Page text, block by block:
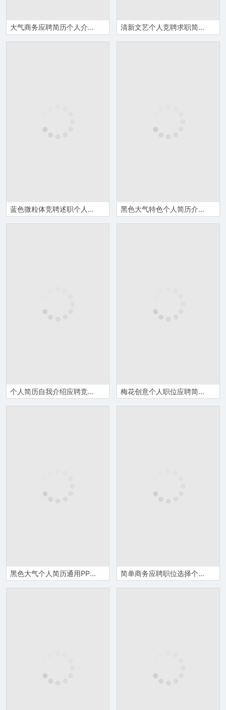
大气商务应聘简历个人介绍PPT模板 清新文艺个人竞聘求职简历PPT模板
蓝色微粒体竞聘述职个人简历自我介绍PPT模板 黑色大气特色个人简历介绍PPT模板
个人简历自我介绍应聘竞聘岗位PPT模板 梅花创意个人职位应聘简历PPT模板
黑色大气个人简历通用PPT模板 简单商务应聘职位选择个人简历PPT模板